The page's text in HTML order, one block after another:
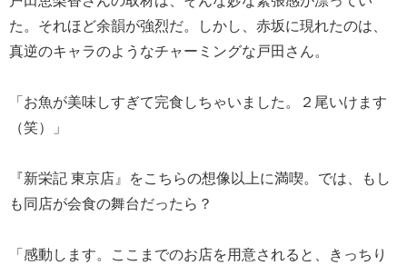
た。それほど余韻が強烈だ。しかし、赤坂に現れたのは、
真逆のキャラのようなチャーミングな戸田さん。
「お魚が美味しすぎて完食しちゃいました。２尾いけます
（笑）」
『新栄記 東京店』をこちらの想像以上に満喫。では、もし
も同店が会食の舞台だったら？
「感動します。ここまでのお店を用意されると、きっちり